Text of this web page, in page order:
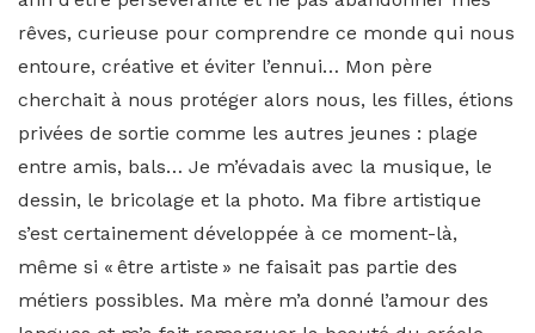
rêves, curieuse pour comprendre ce monde qui nous
entoure, créative et éviter l’ennui… Mon père
cherchait à nous protéger alors nous, les filles, étions
privées de sortie comme les autres jeunes : plage
entre amis, bals… Je m’évadais avec la musique, le
dessin, le bricolage et la photo. Ma fibre artistique
s’est certainement développée à ce moment-là,
même si « être artiste » ne faisait pas partie des
métiers possibles. Ma mère m’a donné l’amour des